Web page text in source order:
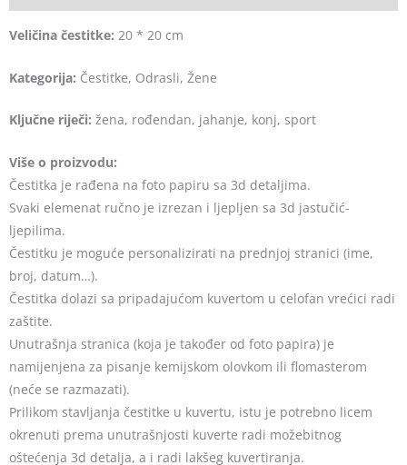
Veličina čestitke: 20 * 20 cm
Kategorija: Čestitke, Odrasli, Žene
Ključne riječi: žena, rođendan, jahanje, konj, sport
Više o proizvodu:
Čestitka je rađena na foto papiru sa 3d detaljima.
Svaki elemenat ručno je izrezan i ljepljen sa 3d jastučić-
ljepilima.
Čestitku je moguće personalizirati na prednjoj stranici (ime,
broj, datum…).
Čestitka dolazi sa pripadajućom kuvertom u celofan vrećici radi
zaštite.
Unutrašnja stranica (koja je također od foto papira) je
namijenjena za pisanje kemijskom olovkom ili flomasterom
(neće se razmazati).
Prilikom stavljanja čestitke u kuvertu, istu je potrebno licem
okrenuti prema unutrašnjosti kuverte radi možebitnog
oštećenja 3d detalja, a i radi lakšeg kuvertiranja.